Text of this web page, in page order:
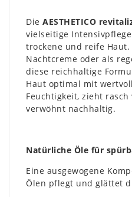
Die AESTHETICO
vielseitige
trockene und reife Haut.
Nachtcreme oder als
diese reichhaltige
Haut optimal mit
Feuchtigkeit, zieht
verwöhnt nachhaltig.
Natürliche Öle für
Eine ausgewogene
Ölen pflegt und glättet